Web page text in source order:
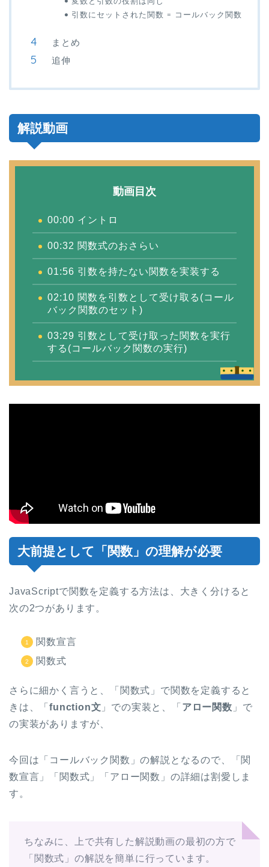
引数にセットされた関数 = コールバック関数
まとめ
追伸
解説動画
動画目次
00:00 イントロ
00:32 関数式のおさらい
01:56 引数を持たない関数を実装する
02:10 関数を引数として受け取る(コール
バック関数のセット)
03:29 引数として受け取った関数を実行
する(コールバック関数の実行)
大前提として「関数」の理解が必要
JavaScriptで関数を定義する方法は、大きく分けると
次の2つがあります。
関数宣言
関数式
さらに細かく言うと、「関数式」で関数を定義すると
きは、「function文 」での実装と、「 アロー関数 」で
の実装がありますが、
今回は「コールバック関数」の解説となるので、「関
数宣言」「関数式」「アロー関数」の詳細は割愛しま
す。
ちなみに、上で共有した解説動画の最初の方で
「関数式」の解説を簡単に行っています。